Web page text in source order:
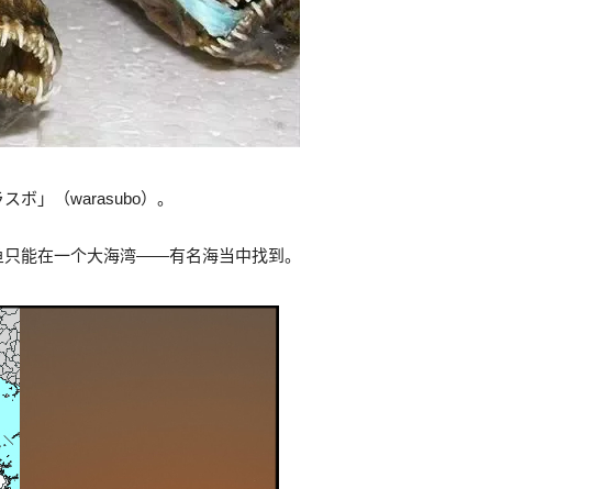
ボ」（warasubo）。
能在一个大海湾——有名海当中找到。